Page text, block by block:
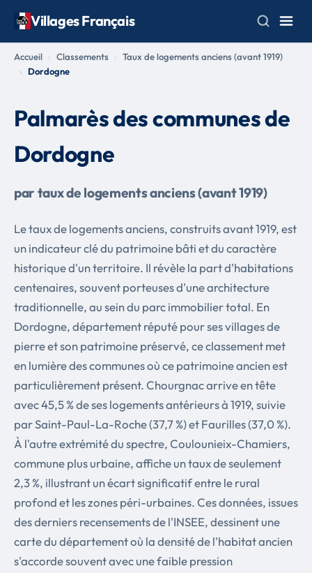
Villages Français
Accueil Classements
Taux de logements anciens (avant 1919)
Dordogne
Palmarès des communes de
Dordogne
par taux de logements anciens (avant 1919)
Le taux de logements anciens, construits avant 1919, est
un indicateur clé du patrimoine bâti et du caractère
historique d'un territoire. Il révèle la part d'habitations
centenaires, souvent porteuses d'une architecture
traditionnelle, au sein du parc immobilier total. En
Dordogne, département réputé pour ses villages de
pierre et son patrimoine préservé, ce classement met
en lumière des communes où ce patrimoine ancien est
particulièrement présent. Chourgnac arrive en tête
avec 45,5 % de ses logements antérieurs à 1919, suivie
par Saint-Paul-La-Roche (37,7 %) et Faurilles (37,0 %).
À l'autre extrémité du spectre, Coulounieix-Chamiers,
commune plus urbaine, affiche un taux de seulement
2,3 %, illustrant un écart significatif entre le rural
profond et les zones péri-urbaines. Ces données, issues
des derniers recensements de l'INSEE, dessinent une
carte du département où la densité de l'habitat ancien
s'accorde souvent avec une faible pression